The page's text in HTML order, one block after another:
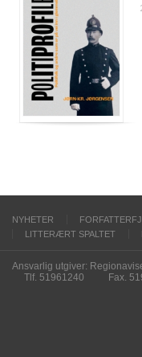
NYHETER
LITTERÆRT SPALTET
Ansvarlig utgiver:
Tlf. 51961240
Fax.